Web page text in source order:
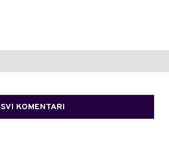
SVI KOMENTARI